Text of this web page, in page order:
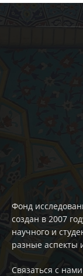
Фонд
создан в 2007
научного и
разные аспекты
Cвязаться с